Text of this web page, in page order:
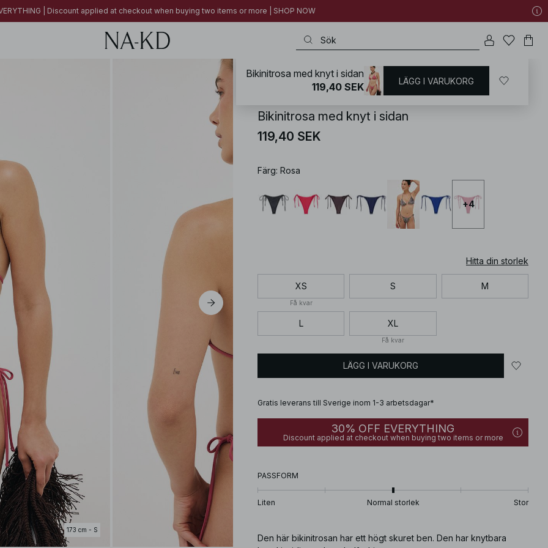
| Discount applied at checkout when buying two items or more | SHOP NOW
173 cm - S
Badkläder / Bikini / Bikininederdelar Brazilian Bikinis
Bikinitrosa med knyt i sidan
119,40 SEK
Färg: Rosa
+4
Hitta din storlek
XS
Få kvar
S M
L XL
Få kvar
LÄGG I VARUKORG
Gratis leverans till Sverige inom 1-3 arbetsdagar*
30% OFF EVERYTHING
Discount applied at checkout when buying two items or more
PASSFORM
Liten Normal storlek Stor
Den här bikinitrosan har ett högt skuret ben. Den har knytbara
Bikinitrosa med knyt i sidan
119,40 SEK
LÄGG I VARUKORG